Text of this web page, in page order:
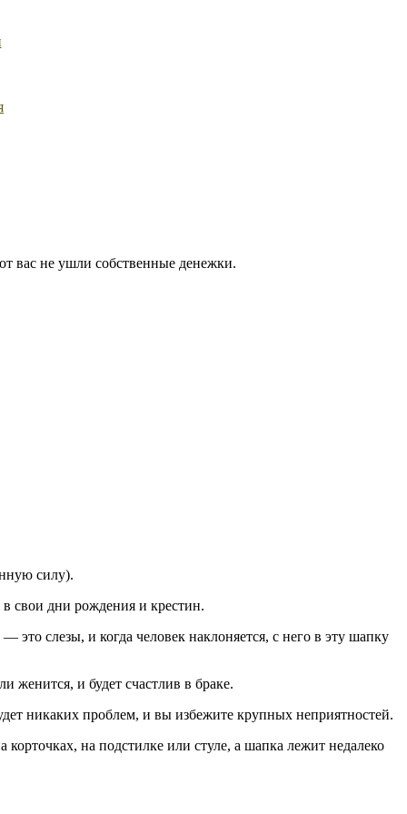
вас не ушли собственные денежки.
силу).
свои дни рождения и крестин.
слезы, и когда человек наклоняется, с него в эту шапку
и будет счастлив в браке.
никаких проблем, и вы избежите крупных неприятностей.
на подстилке или стуле, а шапка лежит недалеко